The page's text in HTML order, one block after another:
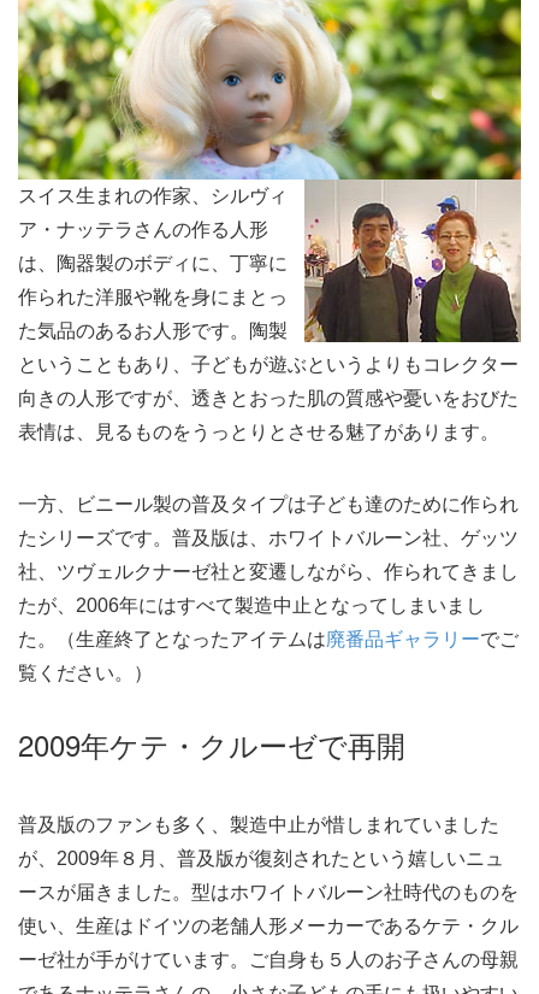
スイス生まれの作家、シルヴィ
ア・ナッテラさんの作る人形
は、陶器製のボディに、丁寧に
作られた洋服や靴を身にまとっ
た気品のあるお人形です。陶製
ということもあり、子どもが遊ぶというよりもコレクター
向きの人形ですが、透きとおった肌の質感や憂いをおびた
表情は、見るものをうっとりとさせる魅了があります。
一方、ビニール製の普及タイプは子ども達のために作られ
たシリーズです。普及版は、ホワイトバルーン社、ゲッツ
社、ツヴェルクナーゼ社と変遷しながら、作られてきまし
たが、2006年にはすべて製造中止となってしまいまし
た。（生産終了となったアイテムは廃番品ギャラリーでご
覧ください。）
2009年ケテ・クルーゼで再開
普及版のファンも多く、製造中止が惜しまれていました
が、2009年８月、普及版が復刻されたという嬉しいニュ
ースが届きました。型はホワイトバルーン社時代のものを
使い、生産はドイツの老舗人形メーカーであるケテ・クル
ーゼ社が手がけています。ご自身も５人のお子さんの母親